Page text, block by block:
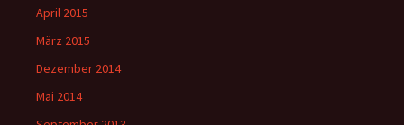
April 2015
März 2015
Dezember 2014
Mai 2014